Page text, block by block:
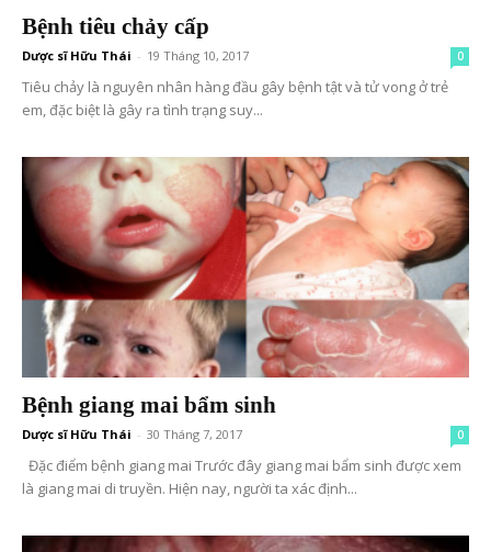
Bệnh tiêu chảy cấp
Dược sĩ Hữu Thái - 19 Tháng 10, 2017 0
Tiêu chảy là nguyên nhân hàng đầu gây bệnh tật và tử vong ở trẻ
em, đặc biệt là gây ra tình trạng suy...
Bệnh giang mai bẩm sinh
Dược sĩ Hữu Thái - 30 Tháng 7, 2017 0
Đặc điểm bệnh giang mai Trước đây giang mai bẩm sinh được xem
là giang mai di truyền. Hiện nay, người ta xác định...